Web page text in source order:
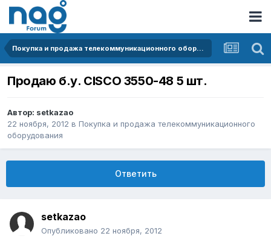
Покупка и продажа телекоммуникационного оборудования
Продаю б.у. CISCO 3550-48 5 шт.
Автор: setkazao
22 ноября, 2012 в Покупка и продажа телекоммуникационного
оборудования
Ответить
setkazao
Опубликовано 22 ноября, 2012